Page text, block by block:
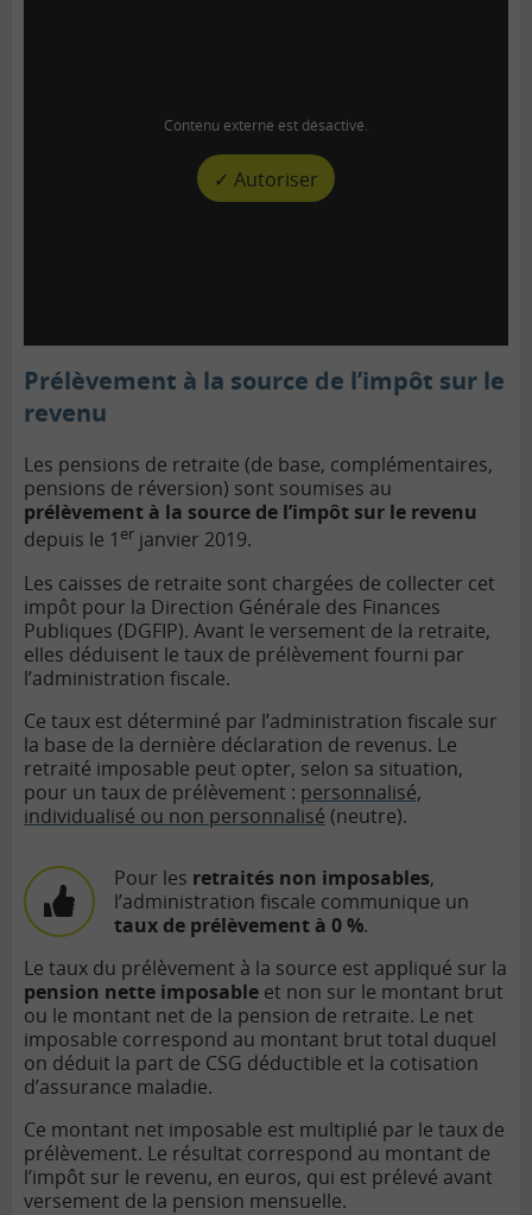
Contenu externe est désactivé.
✓ Autoriser
Prélèvement à la source de l’impôt sur le
revenu
Les pensions de retraite (de base, complémentaires,
pensions de réversion) sont soumises au
prélèvement à la source de l’impôt sur le revenu
depuis le 1 er janvier 2019.
Les caisses de retraite sont chargées de collecter cet
impôt pour la Direction Générale des Finances
Publiques (DGFIP). Avant le versement de la retraite,
elles déduisent le taux de prélèvement fourni par
l’administration fiscale.
Ce taux est déterminé par l’administration fiscale sur
la base de la dernière déclaration de revenus. Le
retraité imposable peut opter, selon sa situation,
pour un taux de prélèvement : personnalisé,
individualisé ou non personnalisé (neutre).
Pour les retraités non imposables,
l’administration fiscale communique un
taux de prélèvement à 0 %.
Le taux du prélèvement à la source est appliqué sur la
pension nette imposable et non sur le montant brut
ou le montant net de la pension de retraite. Le net
imposable correspond au montant brut total duquel
on déduit la part de CSG déductible et la cotisation
d’assurance maladie.
Ce montant net imposable est multiplié par le taux de
prélèvement. Le résultat correspond au montant de
l’impôt sur le revenu, en euros, qui est prélevé avant
versement de la pension mensuelle.